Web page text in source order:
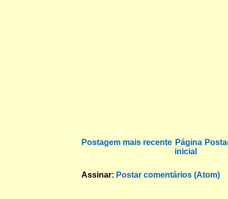
Postagem mais recente Página
inicial
Assinar: Postar comentários (Atom)